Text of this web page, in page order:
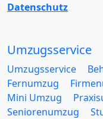
Datenschutz
Umzugsservice
Umzugsservice
Fernumzug
Mini Umzug
Seniorenumzug